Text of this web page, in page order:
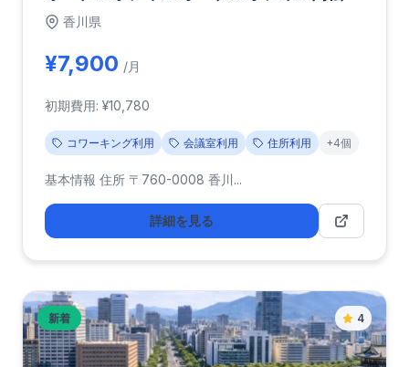
香川県
¥7,900 /月
初期費用: ¥10,780
コワーキング利用 会議室利用 住所利用 +4個
基本情報 住所 〒760-0008 香川...
詳細を見る
新着 4